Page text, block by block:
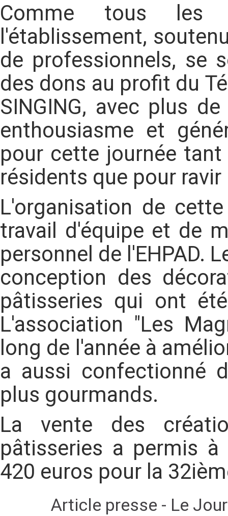
Comme tous les
l'établissement,
de professionnels, se
des dons au profit du
SINGING, avec plus
enthousiasme et
pour cette journée
résidents que pour
L'organisation de
travail d'équipe et de
personnel de l'EHPAD.
conception des
pâtisseries qui ont
L'association "Les
long de l'année à
a aussi confectionné
plus gourmands.
La vente des
pâtisseries a permis à
420 euros pour la
Article presse - Le